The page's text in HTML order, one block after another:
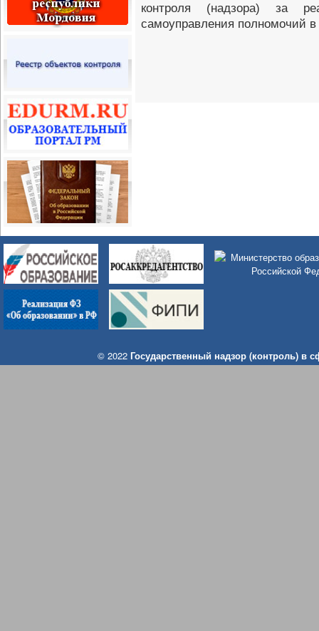
контроля (надзора) за
самоуправления полномочий
© 2022 Государственный надзор (контроль) в